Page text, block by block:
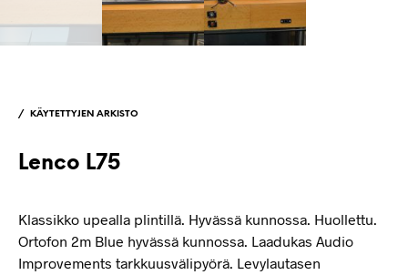
/ KÄYTETTYJEN ARKISTO
Lenco L75
Klassikko upealla plintillä. Hyvässä kunnossa. Huollettu.
Ortofon 2m Blue hyvässä kunnossa. Laadukas Audio
Improvements tarkkuusvälipyörä. Levylautasen